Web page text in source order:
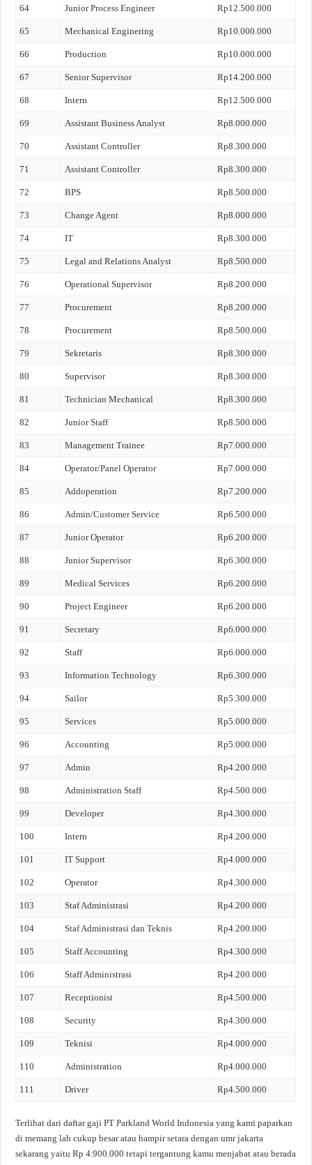
64 Junior Process Engineer Rp12.500.000
65 Mechanical Enginering Rp10.000.000
66 Production Rp10.000.000
67 Senior Supervisor Rp14.200.000
68 Intern Rp12.500.000
69 Assistant Business Analyst Rp8.000.000
70 Assistant Controller Rp8.300.000
71 Assistant Controller Rp8.300.000
72 BPS Rp8.500.000
73 Change Agent Rp8.000.000
74 IT Rp8.300.000
75 Legal and Relations Analyst Rp8.500.000
76 Operational Supervisor Rp8.200.000
77 Procurement Rp8.200.000
78 Procurement Rp8.500.000
79 Sekretaris Rp8.300.000
80 Supervisor Rp8.300.000
81 Technician Mechanical Rp8.300.000
82 Junior Staff Rp8.500.000
83 Management Trainee Rp7.000.000
84 Operator/Panel Operator Rp7.000.000
85 Addoperation Rp7.200.000
86 Admin/Customer Service Rp6.500.000
87 Junior Operator Rp6.200.000
88 Junior Supervisor Rp6.300.000
89 Medical Services Rp6.200.000
90 Project Engineer Rp6.200.000
91 Secretary Rp6.000.000
92 Staff Rp6.000.000
93 Information Technology Rp6.300.000
94 Sailor Rp5.300.000
95 Services Rp5.000.000
96 Accounting Rp5.000.000
97 Admin Rp4.200.000
98 Administration Staff Rp4.500.000
99 Developer Rp4.300.000
100 Intern Rp4.200.000
101 IT Support Rp4.000.000
102 Operator Rp4.300.000
103 Staf Administrasi Rp4.200.000
104 Staf Administrasi dan Teknis Rp4.200.000
105 Staff Accounting Rp4.300.000
106 Staff Administrasi Rp4.200.000
107 Receptionist Rp4.500.000
108 Security Rp4.300.000
109 Teknisi Rp4.000.000
110 Administration Rp4.000.000
111 Driver Rp4.500.000
Terlihat dari daftar gaji PT Parkland World Indonesia yang kami paparkan
di memang lah cukup besar atau hampir setara dengan umr jakarta
sekarang yaitu Rp 4.900.000 tetapi tergantung kamu menjabat atau berada